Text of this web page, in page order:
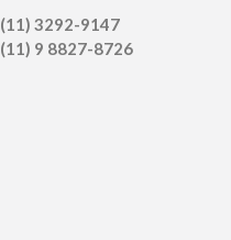
(11) 3292-9147
(11) 9 8827-8726